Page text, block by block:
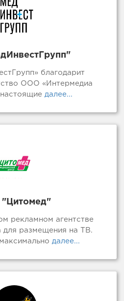
благодарит
ООО «Интермедиа
далее...
рекламном агентстве
для размещения на ТВ.
далее...